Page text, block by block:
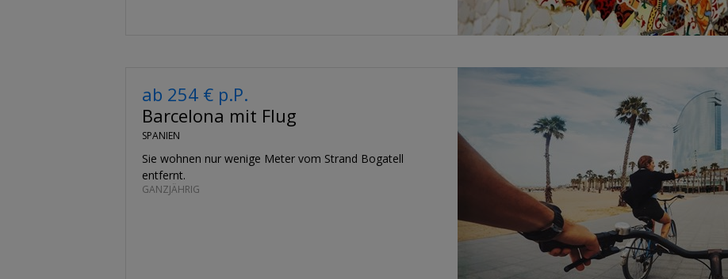
ab 254 € p.P.
Barcelona mit Flug
SPANIEN
Sie wohnen nur wenige Meter vom Strand Bogatell
entfernt.
GANZJÄHRIG